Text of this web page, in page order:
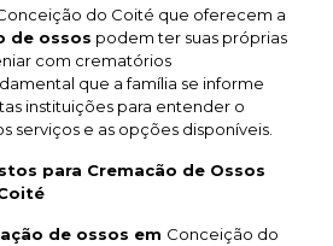
do Coité que oferecem a
de ossos podem ter suas próprias
com crematórios
que a família se informe
instituições para entender o
serviços e as opções disponíveis.
para Cremacão de Ossos
de ossos em Conceição do